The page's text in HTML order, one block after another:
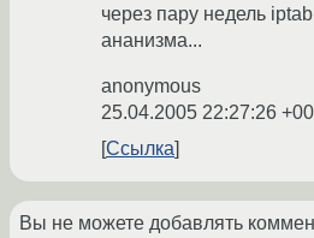
через пару недель
ананизма...
anonymous
25.04.2005 22:27:26
Ссылка
Вы не можете добавлять